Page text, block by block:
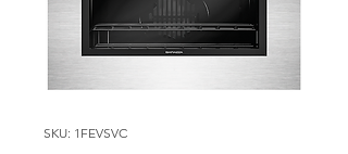
SKU: 1FEVSVC